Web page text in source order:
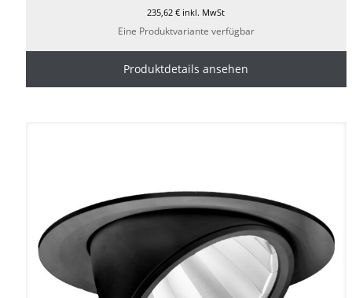
235,62€ inkl. MwSt
Eine Produktvariante verfügbar
Produktdetails ansehen